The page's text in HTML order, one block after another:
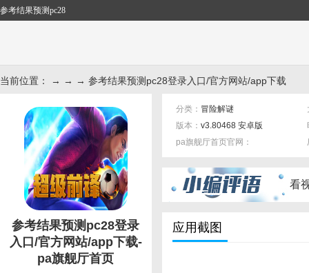
参考结果预测pc28
当前位置： → → → 参考结果预测pc28登录入口/官方网站/app下载
参考结果预测pc28登录
入口/官方网站/app下载-
pa旗舰厅首页
分类： 冒险解谜
版本： v3.80468 安卓版
pa旗舰厅首页官网：
看
应用截图